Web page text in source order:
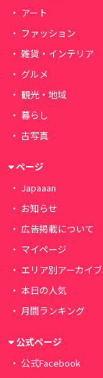
アート
ファッション
雑貨・インテリア
グルメ
観光・地域
暮らし
古写真
ページ
Japaaan
お知らせ
広告掲載について
マイページ
エリア別アーカイブ
本日の人気
月間ランキング
公式ページ
公式Facebook